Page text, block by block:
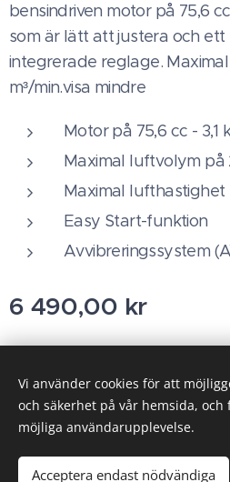
bensindriven motor på 75,6
som är lätt att justera och
integrerade reglage.
m³/min.visa mindre
Motor på 75,6 cc - 3,1
Maximal luftvolym på
Maximal lufthastighet
Easy Start-funktion
Avvibreringssystem
6 490,00 kr
Tillfälligt
Cookies
Vi använder cookies för att
och säkerhet på vår hemsida,
möjliga användarupplevelse.
Acceptera endast nödvändiga